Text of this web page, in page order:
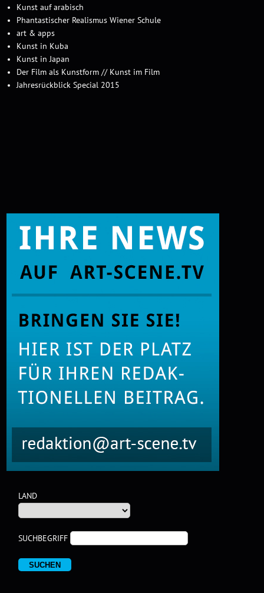
Kunst auf arabisch
Phantastischer Realismus Wiener Schule
art & apps
Kunst in Kuba
Kunst in Japan
Der Film als Kunstform // Kunst im Film
Jahresrückblick Special 2015
LAND
SUCHBEGRIFF